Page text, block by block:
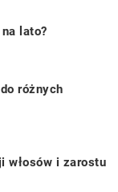
lato?
różnych
włosów i zarostu